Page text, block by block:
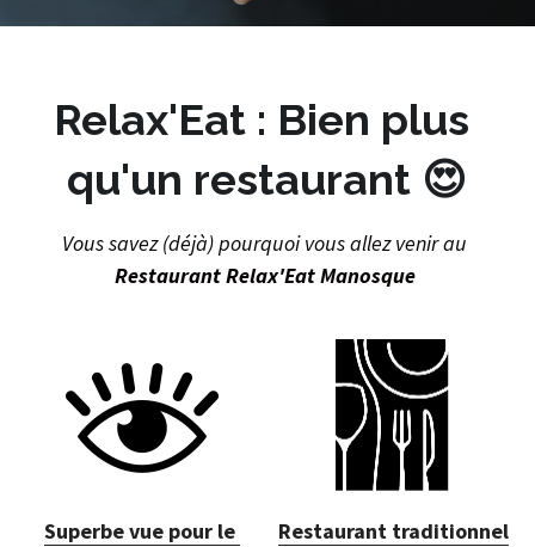
Relax'Eat : Bien plus
qu'un restaurant 😍
Restaurant Relax'Eat Manosque
Superbe vue pour le
Restaurant traditionnel